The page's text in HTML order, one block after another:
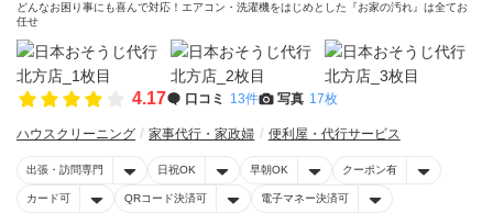
どんなお困り事にも喜んで対応！エアコン・洗濯機をはじめとした『お家の汚れ』は全てお
任せ
4.17 口コミ 13件 写真 17枚
ハウスクリーニング 家事代行・家政婦 便利屋・代行サービス
出張・訪問専門 日祝OK 早朝OK クーポン有
カード可 QRコード決済可 電子マネー決済可